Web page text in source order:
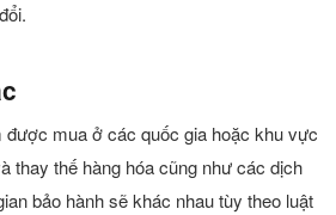
mua ở các quốc gia hoặc khu vực
thay thế hàng hóa cũng như các dịch
bảo hành sẽ khác nhau tùy theo luật